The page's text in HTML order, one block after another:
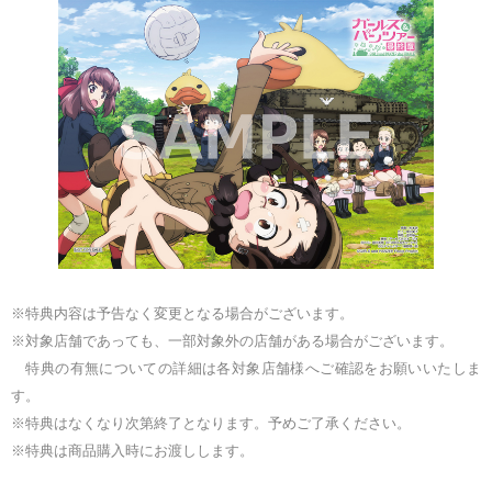
※特典内容は予告なく変更となる場合がございます。
※対象店舗であっても、一部対象外の店舗がある場合がございます。
特典の有無についての詳細は各対象店舗様へご確認をお願いいたしま
す。
※特典はなくなり次第終了となります。予めご了承ください。
※特典は商品購入時にお渡しします。